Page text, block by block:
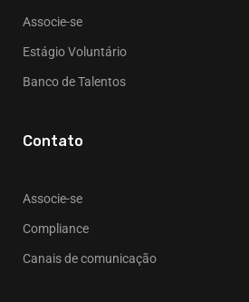
Associe-se
Estágio Voluntário
Banco de Talentos
Contato
Associe-se
Compliance
Canais de comunicação